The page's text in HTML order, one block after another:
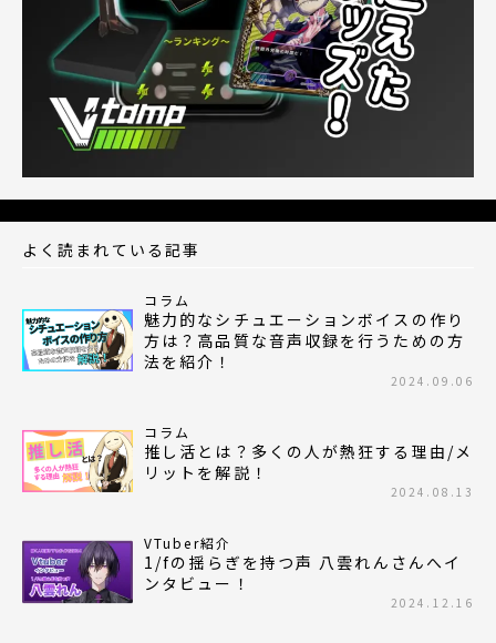
よく読まれている記事
コラム
魅力的なシチュエーションボイスの作り
方は？高品質な音声収録を行うための方
法を紹介！
2024.09.06
コラム
推し活とは？多くの人が熱狂する理由/メ
リットを解説！
2024.08.13
VTuber紹介
1/fの揺らぎを持つ声 八雲れんさんへイ
ンタビュー！
2024.12.16